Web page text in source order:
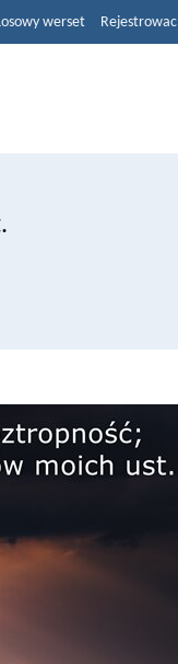
werset Rejestrowac